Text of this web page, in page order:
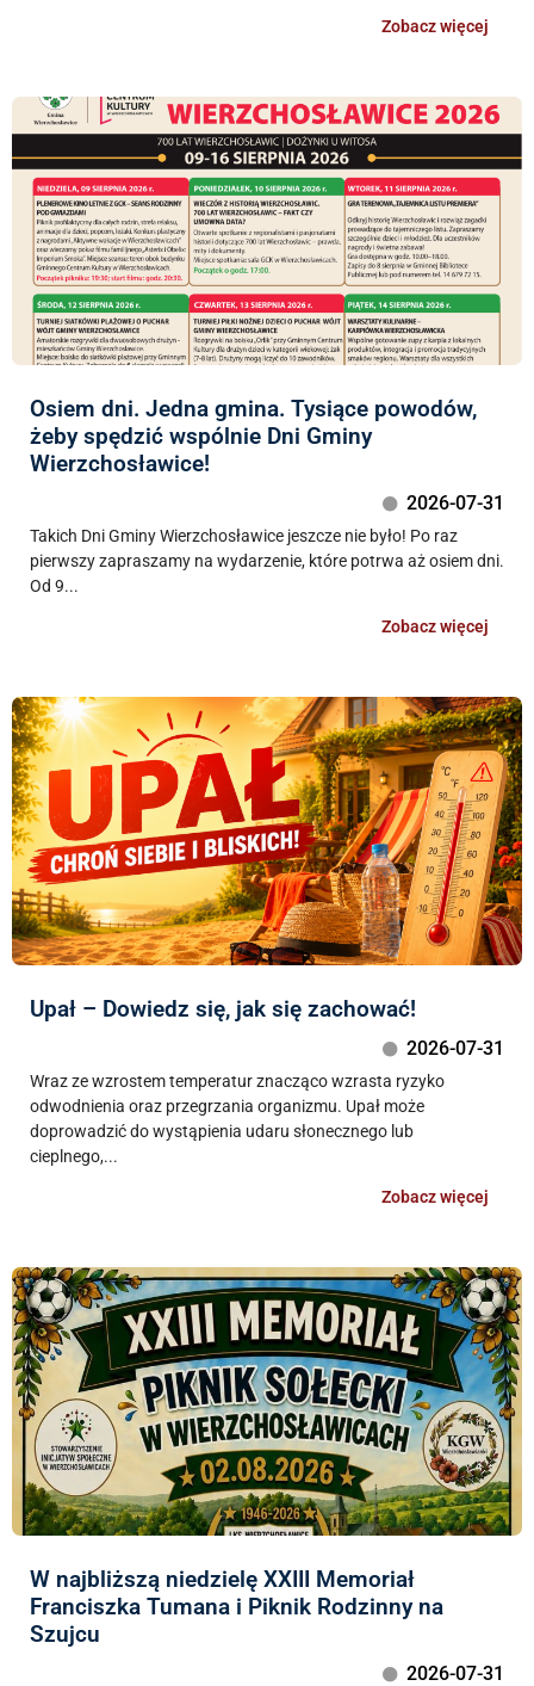
Zobacz więcej
Osiem dni. Jedna gmina. Tysiące powodów,
żeby spędzić wspólnie Dni Gminy
Wierzchosławice!
2026-07-31
Takich Dni Gminy Wierzchosławice jeszcze nie było! Po raz
pierwszy zapraszamy na wydarzenie, które potrwa aż osiem dni.
Od 9...
Zobacz więcej
Upał – Dowiedz się, jak się zachować!
2026-07-31
Wraz ze wzrostem temperatur znacząco wzrasta ryzyko
odwodnienia oraz przegrzania organizmu. Upał może
doprowadzić do wystąpienia udaru słonecznego lub
cieplnego,...
Zobacz więcej
W najbliższą niedzielę XXIII Memoriał
Franciszka Tumana i Piknik Rodzinny na
Szujcu
2026-07-31